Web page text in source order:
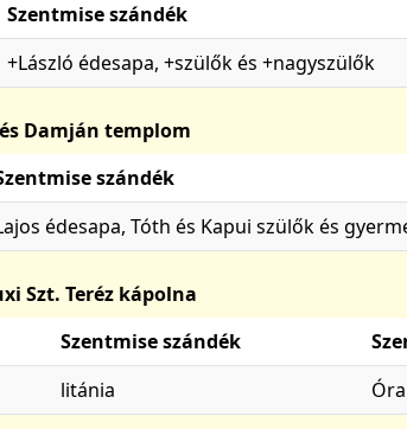
Szentmise szándék
+László édesapa, +szülők és +nagyszülők
Damján templom
szándék
édesapa, Tóth és Kapui szülők és
Szt. Teréz kápolna
Szentmise szándék
litánia